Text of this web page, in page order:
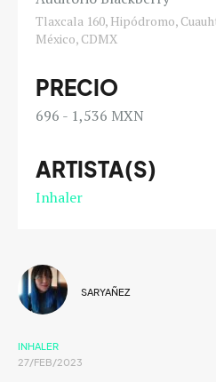
Tlaxcala 160, Hipódromo,
México, CDMX
PRECIO
696 - 1,536 MXN
ARTISTA(S)
Inhaler
SARYAÑEZ
INHALER
27/FEB/2023